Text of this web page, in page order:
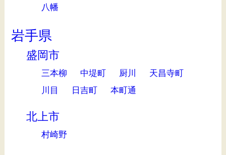
八幡
岩手県
盛岡市
三本柳 中堤町 厨川
天昌寺町
川目
日吉町 本町通
北上市
村崎野